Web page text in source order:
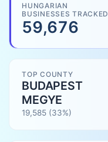
HUNGARIAN
BUSINESSES TRACKED
59,676
TOP COUNTY
BUDAPEST
MEGYE
19,585 (33%)